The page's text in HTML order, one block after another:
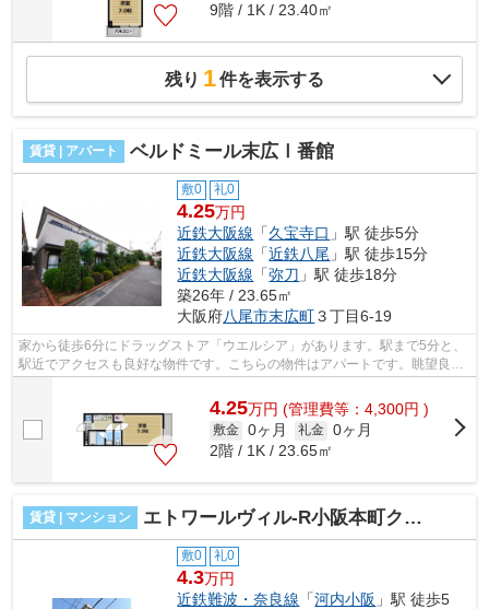
9階 / 1K / 23.40㎡
残り 1件を表示する
賃貸 | アパート ベルドミール末広Ⅰ番館
敷0 礼0
4.25万円
近鉄大阪線 「久宝寺口 」駅 徒歩5分
近鉄大阪線 「近鉄八尾 」駅 徒歩15分
近鉄大阪線 「弥刀 」駅 徒歩18分
築26年 / 23.65㎡
大阪府八尾市末広町３丁目6-19
家から徒歩6分にドラッグストア「ウエルシア」があります。駅まで5分と、
駅近でアクセスも良好な物件です。こちらの物件はアパートです。眺望良好
なエリアの物件で魅力的です。八尾市...
4.25万円 (管理費等：4,300円 )
敷金 0ヶ月 礼金 0ヶ月
2階 / 1K / 23.65㎡
賃貸 | マンション エトワールヴィル-R小阪本町クラッセ
敷0 礼0
4.3万円
近鉄難波・奈良線 「河内小阪 」駅 徒歩5